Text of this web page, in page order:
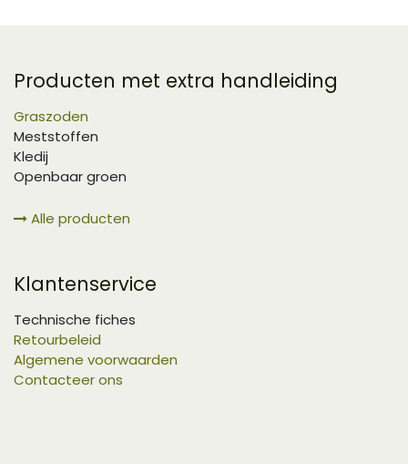
Producten met extra handleiding
Graszoden
Meststoffen
Kledij
Openbaar groen
Alle producten
Klantenservice
Technische fiches
Retourbeleid
Algemene voorwaarden
Contacteer ons